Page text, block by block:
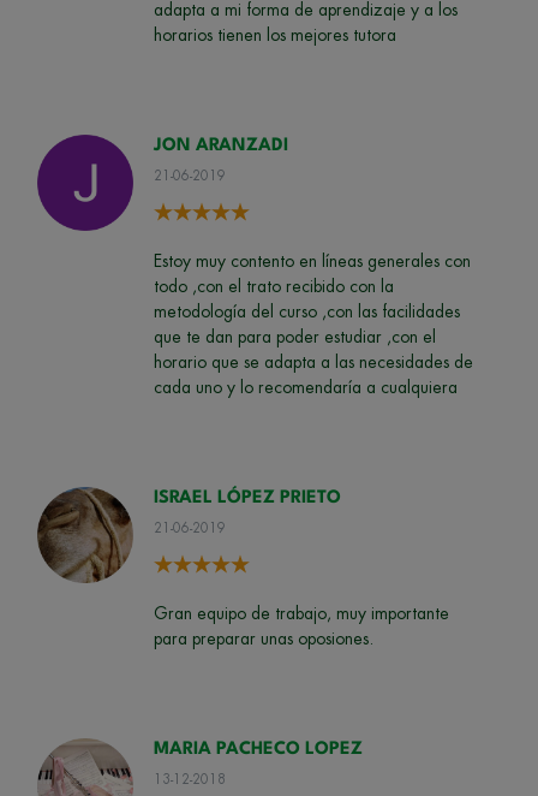
adapta a mi forma de aprendizaje y a los
horarios tienen los mejores tutora
JON ARANZADI
21-06-2019
Estoy muy contento en líneas generales con
todo ,con el trato recibido con la
metodología del curso ,con las facilidades
que te dan para poder estudiar ,con el
horario que se adapta a las necesidades de
cada uno y lo recomendaría a cualquiera
ISRAEL LÓPEZ PRIETO
21-06-2019
Gran equipo de trabajo, muy importante
para preparar unas oposiones.
MARIA PACHECO LOPEZ
13-12-2018